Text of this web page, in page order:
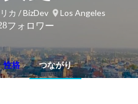
カ / BizDev
Los Angeles
フォロワー
性格 つながり